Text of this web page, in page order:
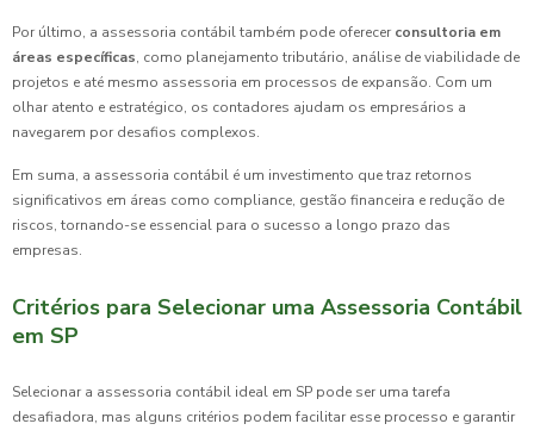
Por último, a assessoria contábil também pode oferecer consultoria em
áreas específicas, como planejamento tributário, análise de viabilidade de
projetos e até mesmo assessoria em processos de expansão. Com um
olhar atento e estratégico, os contadores ajudam os empresários a
navegarem por desafios complexos.
Em suma, a assessoria contábil é um investimento que traz retornos
significativos em áreas como compliance, gestão financeira e redução de
riscos, tornando-se essencial para o sucesso a longo prazo das
empresas.
Critérios para Selecionar uma Assessoria Contábil
em SP
Selecionar a assessoria contábil ideal em SP pode ser uma tarefa
desafiadora, mas alguns critérios podem facilitar esse processo e garantir